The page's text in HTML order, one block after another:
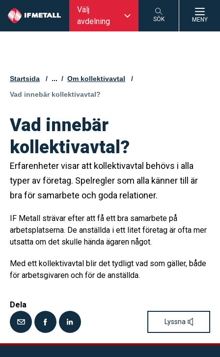
Välj
avdelning
SÖK MENY
Startsida ...
Om kollektivavtal
Aktuell sida:
Vad innebär kollektivavtal?
Vad innebär
kollektivavtal?
Erfarenheter visar att kollektivavtal behövs i alla
typer av företag. Spelregler som alla känner till är
bra för samarbete och goda relationer.
IF Metall strävar efter att få ett bra samarbete på
arbetsplatserna. De anställda i ett litet företag är ofta mer
utsatta om det skulle hända ägaren något.
Med ett kollektivavtal blir det tydligt vad som gäller, både
för arbetsgivaren och för de anställda.
Dela
Lyssna